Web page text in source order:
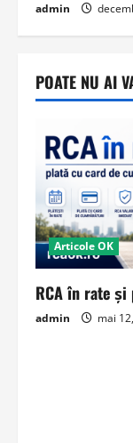
admin
POATE NU AI
Articole OK
RCA în rate
admin mai